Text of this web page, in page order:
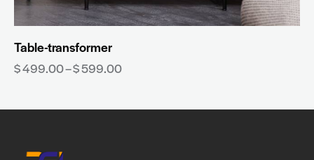
Table-transformer
$499.00–$599.00